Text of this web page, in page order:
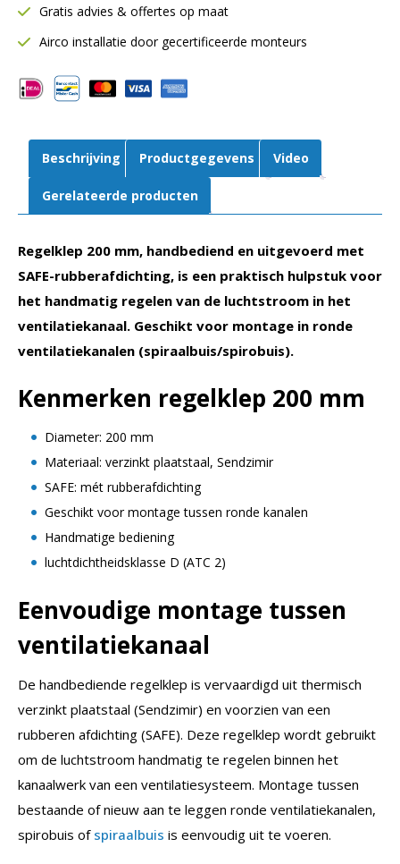
|
Rubberafdichting
Gratis advies & offertes op maat
Airco installatie door gecertificeerde monteurs
Beschrijving Productgegevens Video
Gerelateerde producten
Regelklep 200 mm, handbediend en uitgevoerd met
SAFE-rubberafdichting, is een praktisch hulpstuk voor
het handmatig regelen van de luchtstroom in het
ventilatiekanaal. Geschikt voor montage in ronde
ventilatiekanalen (spiraalbuis/spirobuis).
Kenmerken regelklep 200 mm
Diameter: 200 mm
Materiaal: verzinkt plaatstaal, Sendzimir
SAFE: mét rubberafdichting
Geschikt voor montage tussen ronde kanalen
Handmatige bediening
luchtdichtheidsklasse D (ATC 2)
Eenvoudige montage tussen
ventilatiekanaal
De handbediende regelklep is vervaardigd uit thermisch
verzinkt plaatstaal (Sendzimir) en voorzien van een
rubberen afdichting (SAFE). Deze regelklep wordt gebruikt
om de luchtstroom handmatig te regelen binnen het
kanaalwerk van een ventilatiesysteem. Montage tussen
bestaande of nieuw aan te leggen ronde ventilatiekanalen,
spirobuis of spiraalbuis is eenvoudig uit te voeren.